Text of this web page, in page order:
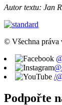
Autor textu: Jan
© Všechna práva
/
Podpořte